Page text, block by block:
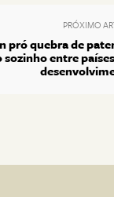
PRÓXIMO
pró quebra de
entre